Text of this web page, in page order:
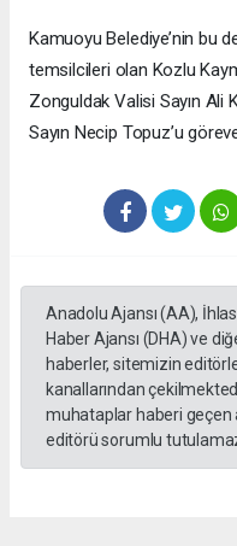
Kamuoyu Belediye’nin bu
temsilcileri olan Kozlu
Zonguldak Valisi Sayın Ali
Sayın Necip Topuz’u
Anadolu Ajansı (AA),
Haber Ajansı (DHA) ve
haberler, sitemizin
kanallarından
muhataplar haberi geçen
editörü sorumlu